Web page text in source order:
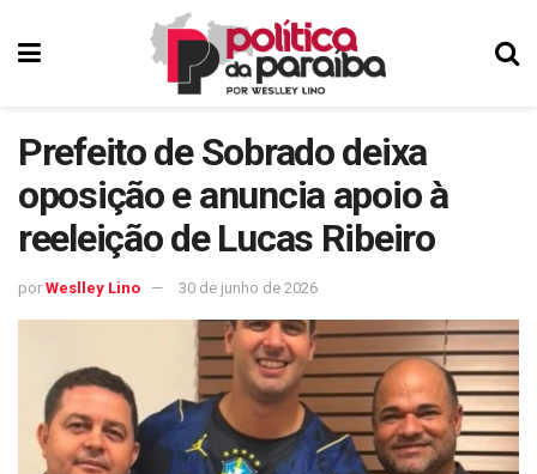
Prefeito de Sobrado deixa
oposição e anuncia apoio à
reeleição de Lucas Ribeiro
por Weslley Lino 30 de junho de 2026